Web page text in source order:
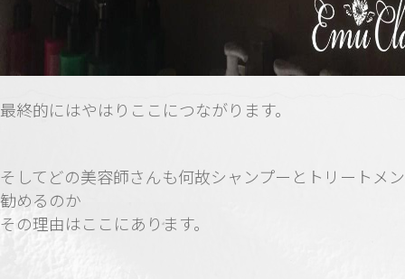
最終的にはやはりここにつながります。
そしてどの美容師さんも何故シャンプーとトリートメ
勧めるのか
その理由はここにあります。